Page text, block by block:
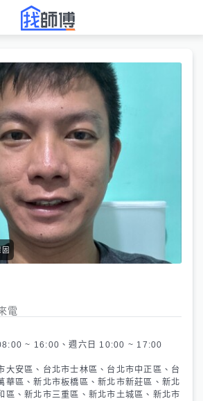
固
電
~ 16:00、週六日 10:00 ~ 17:00
大安區、台北市士林區、台北市中正區、台
華區、新北市板橋區、新北市新莊區、新北
區、新北市三重區、新北市土城區、新北市